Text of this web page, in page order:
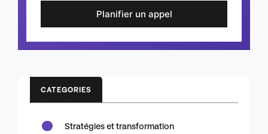
Planifier un appel
CATEGORIES
Stratégies et transformation